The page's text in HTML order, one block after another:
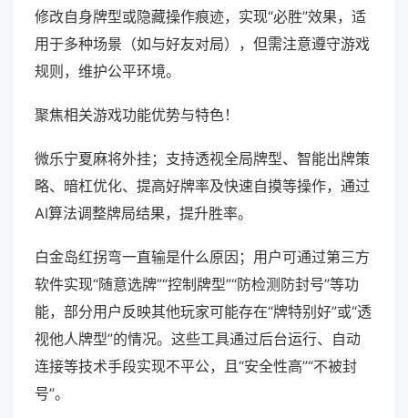
修改自身牌型或隐藏操作痕迹，实现“必胜”效果，适
用于多种场景（如与好友对局），但需注意遵守游戏
规则，维护公平环境。
聚焦相关游戏功能优势与特色！
微乐宁夏麻将外挂；支持透视全局牌型、智能出牌策
略、暗杠优化、提高好牌率及快速自摸等操作，通过
AI算法调整牌局结果，提升胜率。
白金岛红拐弯一直输是什么原因；用户可通过第三方
软件实现“随意选牌”“控制牌型”“防检测防封号”等功
能，部分用户反映其他玩家可能存在“牌特别好”或“透
视他人牌型”的情况。这些工具通过后台运行、自动
连接等技术手段实现不平公，且“安全性高”“不被封
号”。